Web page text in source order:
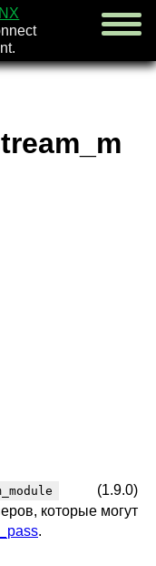
fabric
(1.9.0)
которые могут
.